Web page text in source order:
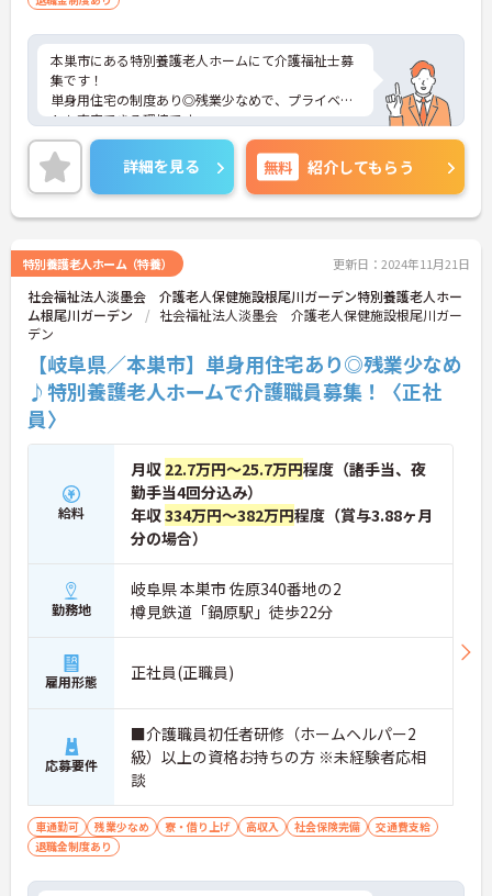
本巣市にある特別養護老人ホームにて介護福祉士募
集です！
単身用住宅の制度あり◎残業少なめで、プライベー
トも充実できる環境です。
ご興味ある方には、面接のポイントなど、さらに詳
細をお話致しますのでお気軽にご相談ください。
詳細を見る 無料 紹介してもらう
特別養護老人ホーム（特養） 更新日：2024年11月21日
社会福祉法人淡墨会 介護老人保健施設根尾川ガーデン特別養護老人ホー
ム根尾川ガーデン
社会福祉法人淡墨会 介護老人保健施設根尾川ガー
デン
【岐阜県／本巣市】単身用住宅あり◎残業少なめ
♪特別養護老人ホームで介護職員募集！〈正社
員〉
給料
月収 22.7万円～25.7万円程度（諸手当、夜
勤手当4回分込み）
年収334万円～382万円程度（賞与3.88ヶ月
分の場合）
勤務地
岐阜県 本巣市 佐原340番地の2
樽見鉄道「鍋原駅」徒歩22分
雇用形態 正社員(正職員)
応募要件
■介護職員初任者研修（ホームヘルパー2
級）以上の資格お持ちの方 ※未経験者応相
談
車通勤可 残業少なめ 寮・借り上げ 高収入 社会保険完備
交通費支給
退職金制度あり